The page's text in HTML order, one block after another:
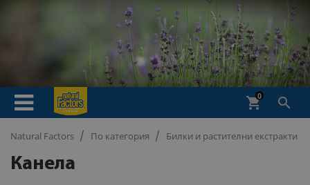

shopping_cart
0
Natural Factors По категория Билки и растителни екстракти
Канела